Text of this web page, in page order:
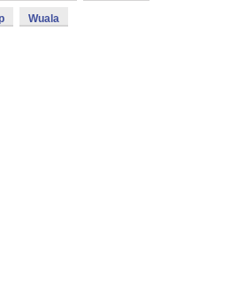
Wuala